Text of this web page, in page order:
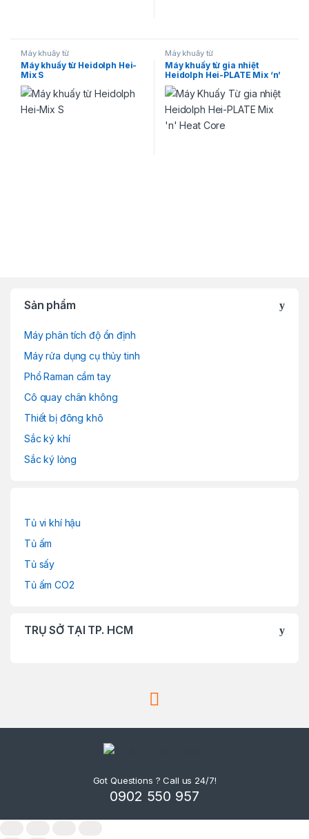
Máy khuấy từ
Máy khuấy từ Heidolph Hei-
Mix S
Máy khuấy từ
Máy khuấy từ gia nhiệt
Heidolph Hei-PLATE Mix ‘n’
Heat Core
Sản phẩm
Máy phân tích độ ổn định
Máy rửa dụng cụ thủy tinh
Phổ Raman cầm tay
Cô quay chân không
Thiết bị đông khô
Sắc ký khí
Sắc ký lỏng
Tủ vi khí hậu
Tủ ấm
Tủ sấy
Tủ ấm CO2
TRỤ SỞ TẠI TP. HCM
Got Questions ? Call us 24/7!
0902 550 957